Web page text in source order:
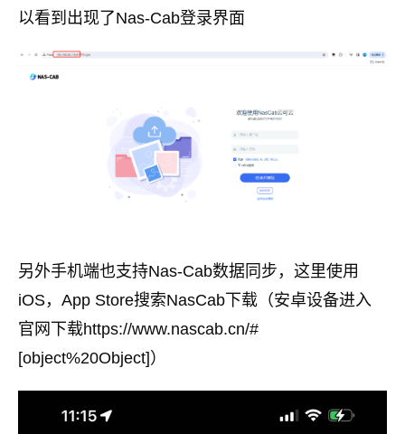
以看到出现了Nas-Cab登录界面
另外手机端也支持Nas-Cab数据同步，这里使用
iOS，App Store搜索NasCab下载（安卓设备进入
官网下载https://www.nascab.cn/#
[object%20Object]）